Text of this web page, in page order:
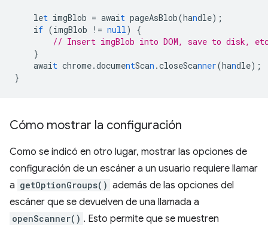
let imgBlob = await pageAsBlob(handle);
if (imgBlob != null)
{
// Insert imgBlob into DOM, save to disk,
}
await chrome.documentScan .closeScanner(handle);
}
Cómo mostrar la configuración
Como se indicó en otro lugar, mostrar las opciones de
configuración de un escáner a un usuario requiere llamar
a getOptionGroups() además de las opciones del
escáner que se devuelven de una llamada a
openScanner() . Esto permite que se muestren